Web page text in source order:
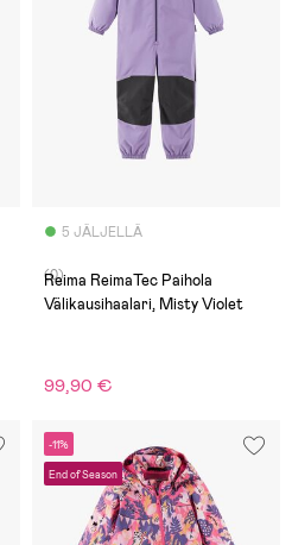
5 JÄLJELLÄ
(0)
Reima ReimaTec Paihola
Välikausihaalari, Misty Violet
99,90 €
-11%
End of Season